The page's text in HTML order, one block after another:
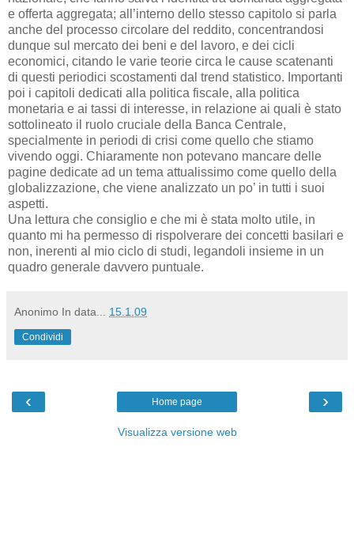
e offerta aggregata; all’interno dello stesso capitolo si parla
anche del processo circolare del reddito, concentrandosi
dunque sul mercato dei beni e del lavoro, e dei cicli
economici, citando le varie teorie circa le cause scatenanti
di questi periodici scostamenti dal trend statistico. Importanti
poi i capitoli dedicati alla politica fiscale, alla politica
monetaria e ai tassi di interesse, in relazione ai quali è stato
sottolineato il ruolo cruciale della Banca Centrale,
specialmente in periodi di crisi come quello che stiamo
vivendo oggi. Chiaramente non potevano mancare delle
pagine dedicate ad un tema attualissimo come quello della
globalizzazione, che viene analizzato un po’ in tutti i suoi
aspetti.
Una lettura che consiglio e che mi è stata molto utile, in
quanto mi ha permesso di rispolverare dei concetti basilari e
non, inerenti al mio ciclo di studi, legandoli insieme in un
quadro generale davvero puntuale.
Anonimo In data... 15.1.09
Condividi
‹ ›
Home page
Visualizza versione web